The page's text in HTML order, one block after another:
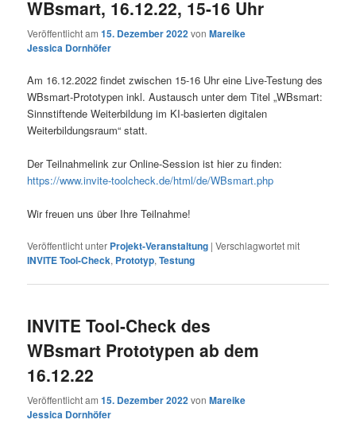
WBsmart, 16.12.22, 15-16 Uhr
Veröffentlicht am15. Dezember 2022vonMareike
Jessica Dornhöfer
Am 16.12.2022 findet zwischen 15-16 Uhr eine Live-Testung des
WBsmart-Prototypen inkl. Austausch unter dem Titel „WBsmart:
Sinnstiftende Weiterbildung im KI-basierten digitalen
Weiterbildungsraum“ statt.
Der Teilnahmelink zur Online-Session ist hier zu finden:
https://www.invite-toolcheck.de/html/de/WBsmart.php
Wir freuen uns über Ihre Teilnahme!
Veröffentlicht unter Projekt-Veranstaltung |Verschlagwortet mit
INVITE Tool-Check, Prototyp,Testung
INVITE Tool-Check des
WBsmart Prototypen ab dem
16.12.22
Veröffentlicht am15. Dezember 2022vonMareike
Jessica Dornhöfer